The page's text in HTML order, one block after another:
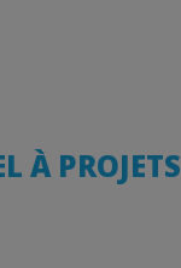
À PROJETS